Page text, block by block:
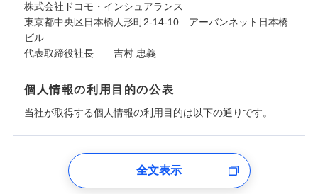
株式会社ドコモ・インシュアランス
東京都中央区日本橋人形町2-14-10 アーバンネット日本橋
ビル
代表取締役社長 吉村 忠義
個人情報の利用目的の公表
当社が取得する個人情報の利用目的は以下の通りです。
ユーザー登録受付および、管理のため
全文表示